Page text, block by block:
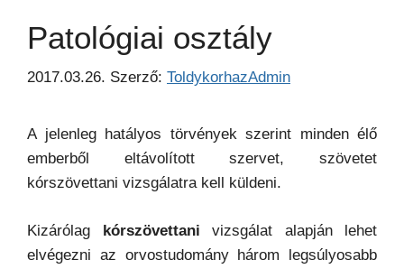
Patológiai osztály
2017.03.26. Szerző: ToldykorhazAdmin
A jelenleg hatályos törvények szerint minden élő
emberből eltávolított szervet, szövetet
kórszövettani vizsgálatra kell küldeni.
Kizárólag kórszövettani vizsgálat alapján lehet
elvégezni az orvostudomány három legsúlyosabb